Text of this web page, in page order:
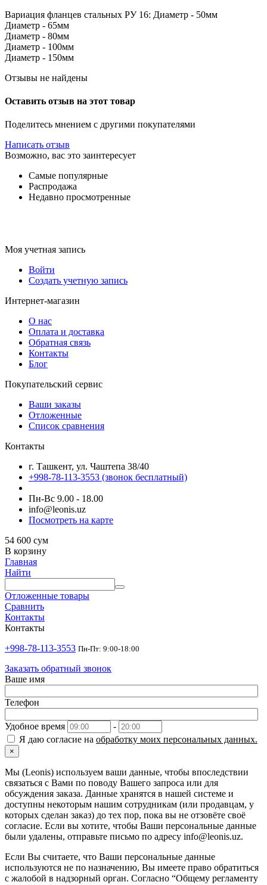
Вариация фланцев стальных РУ 16: Диаметр - 50мм
Диаметр - 65мм
Диаметр - 80мм
Диаметр - 100мм
Диаметр - 150мм
Отзывы не найдены
Оставить отзыв на этот товар
Поделитесь мнением с другими покупателями
Написать отзыв
Возможно, вас это заинтересует
Самые популярные
Распродажа
Недавно просмотренные
Моя учетная запись
Войти
Создать учетную запись
Интернет-магазин
О нас
Оплата и доставка
Обратная связь
Контакты
Блог
Покупательский сервис
Ваши заказы
Отложенные
Список сравнения
Контакты
г. Ташкент, ул. Чаштепа 38/40
+998-78-113-3553 (звонок бесплатный)
Пн-Вс 9.00 - 18.00
info@leonis.uz
Посмотреть на карте
54 600 сум
В корзину
Главная
Найти
Отложенные товары
Сравнить
Контакты
Контакты
+998-78-113-3553 Пн-Пт: 9:00-18:00
Заказать обратный звонок
Ваше имя
Телефон
Удобное время
-
Я даю согласие на обработку моих персональных данных.
×
Мы (Leonis) используем ваши данные, чтобы впоследствии
связаться с Вами по поводу Вашего запроса или для
обсуждения заказа. Данные хранятся в нашей системе и
доступны некоторым нашим сотрудникам (или продавцам, у
которых сделан заказ) до тех пор, пока вы не отзовёте своё
согласие. Если вы хотите, чтобы Ваши персональные данные
были удалены, отправьте письмо по адресу info@leonis.uz.
Если Вы считаете, что Ваши персональные данные
используются не по назначению, Вы имеете право обратиться
с жалобой в надзорный орган. Согласно “Общему регламенту